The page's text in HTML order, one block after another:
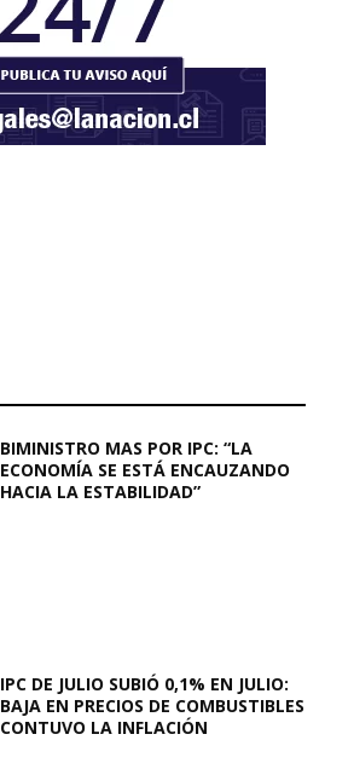
BIMINISTRO MAS POR IPC: “LA
ECONOMÍA SE ESTÁ ENCAUZANDO
HACIA LA ESTABILIDAD”
IPC DE JULIO SUBIÓ 0,1% EN JULIO:
BAJA EN PRECIOS DE COMBUSTIBLES
CONTUVO LA INFLACIÓN